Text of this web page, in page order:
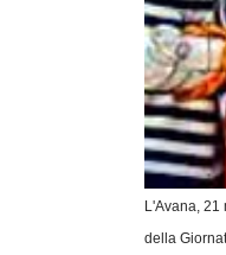
L'Avana,
della